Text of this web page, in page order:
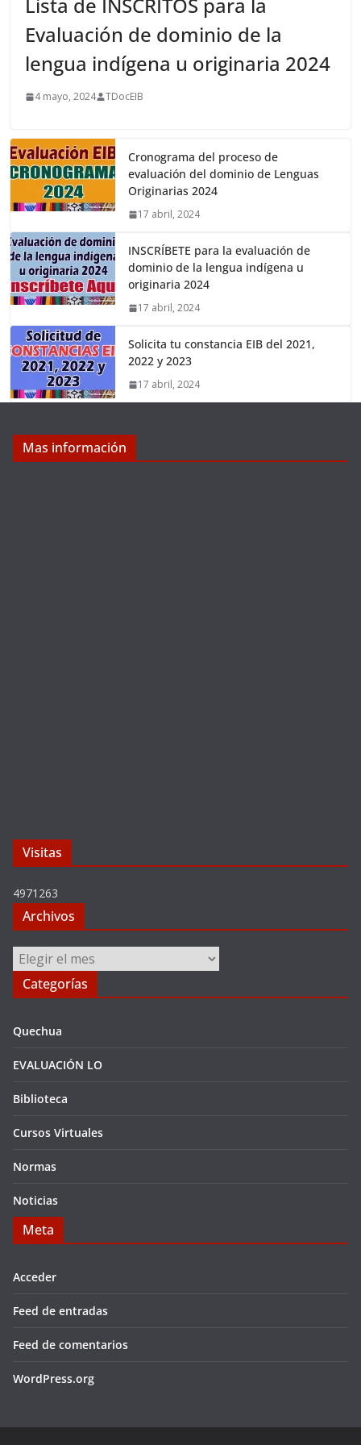
Evaluación de dominio de la
lengua indígena u originaria 2024
4 mayo, 2024 TDocEIB
Cronograma del proceso de
evaluación del dominio de Lenguas
Originarias 2024
17 abril, 2024
INSCRÍBETE para la evaluación de
dominio de la lengua indígena u
originaria 2024
17 abril, 2024
Solicita tu constancia EIB del 2021,
2022 y 2023
17 abril, 2024
Mas información
Visitas
4971263
Archivos
Archivos
Categorías
Quechua
EVALUACIÓN LO
Biblioteca
Cursos Virtuales
Normas
Noticias
Meta
Acceder
Feed de entradas
Feed de comentarios
WordPress.org